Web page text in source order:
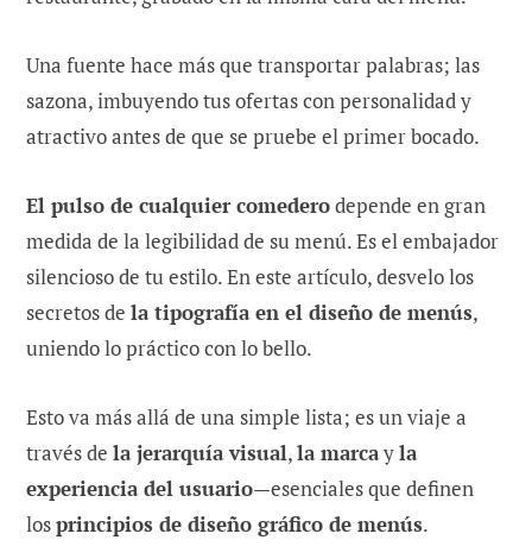
Una fuente hace más que transportar palabras; las
sazona, imbuyendo tus ofertas con personalidad y
atractivo antes de que se pruebe el primer bocado.
El pulso de cualquier comederodepende en gran
medida de la legibilidad de su menú. Es el embajador
silencioso de tu estilo. En este artículo, desvelo los
secretos de la tipografía en el diseño de menús,
uniendo lo práctico con lo bello.
Esto va más allá de una simple lista; es un viaje a
través de la jerarquía visual,la marcayla
experiencia del usuario—esenciales que definen
losprincipios de diseño gráfico de menús.